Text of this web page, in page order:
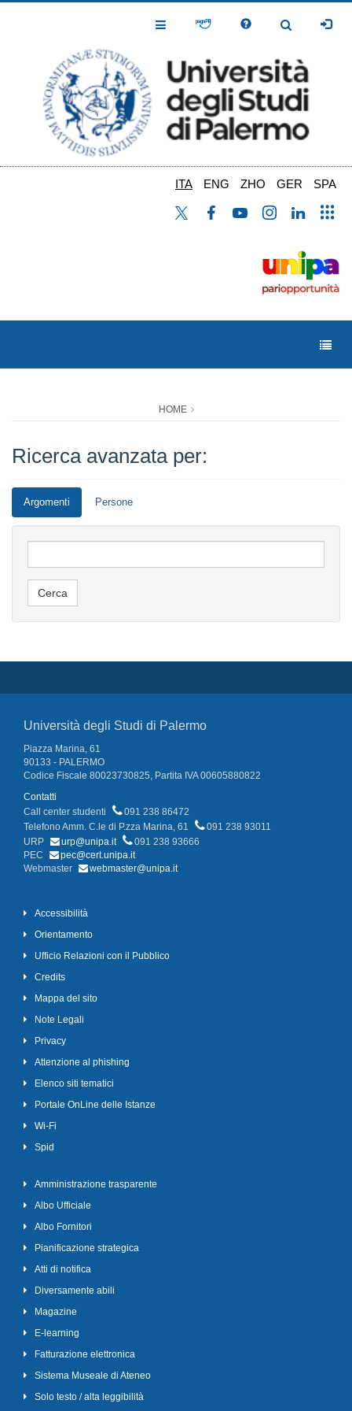
Toggle
Toggle
ITA ENG ZHO GER SPA
HOME
Ricerca avanzata per:
Argomenti Persone
Università degli Studi di Palermo
Piazza Marina, 61
90133 - PALERMO
Codice Fiscale 80023730825, Partita IVA 00605880822
Contatti
Call center studenti
091 238 86472
Telefono Amm. C.le di P.zza Marina, 61
091 238 93011
URP
urp@unipa.it
091 238 93666
PEC
pec@cert.unipa.it
Webmaster
webmaster@unipa.it
Accessibilità
Orientamento
Ufficio Relazioni con il Pubblico
Credits
Mappa del sito
Note Legali
Privacy
Attenzione al phishing
Elenco siti tematici
Portale OnLine delle Istanze
Wi-Fi
Spid
Amministrazione trasparente
Albo Ufficiale
Albo Fornitori
Pianificazione strategica
Atti di notifica
Diversamente abili
Magazine
E-learning
Fatturazione elettronica
Sistema Museale di Ateneo
Solo testo / alta leggibilità